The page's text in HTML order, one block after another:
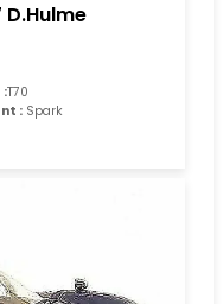
D.Hulme
:T70
: Spark